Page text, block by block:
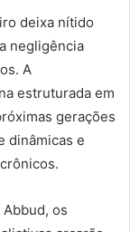
deixa nítido
negligência
A
estruturada em
gerações
dinâmicas e
os